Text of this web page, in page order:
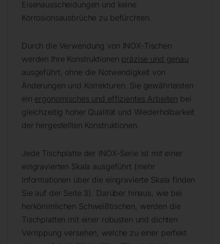
Eisenausscheidungen und keine
Korrosionsausbrüche zu befürchten.
Durch die Verwendung von INOX-Tischen
werden Ihre Konstruktionen präzise und genau
ausgeführt, ohne die Notwendigkeit von
Änderungen und Korrekturen. Sie gewährleisten
ein ergonomisches und effizientes Arbeiten bei
gleichzeitig hoher Qualität und Wiederholbarkeit
der hergestellten Konstruktionen.
Jede Tischplatte der INOX-Serie ist mit einer
eingravierten Skala ausgeführt (mehr
Informationen über die eingravierte Skala finden
Sie auf der Seite 3). Darüber hinaus, wie bei
herkömmlichen Schweißtischen, werden die
Tischplatten mit einer robusten und dichten
Verrippung versehen, welche zu einer perfekt